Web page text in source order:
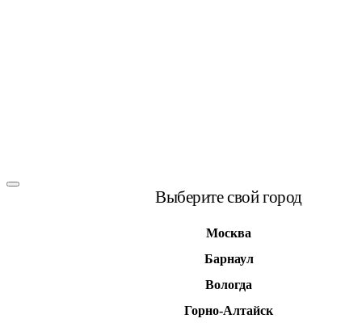
Выберите свой город
Москва
Барнаул
Вологда
Горно-Алтайск